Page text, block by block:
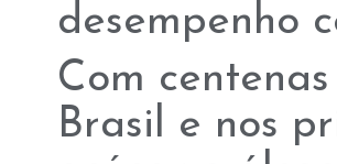
desempenho
Com
Brasil e nos